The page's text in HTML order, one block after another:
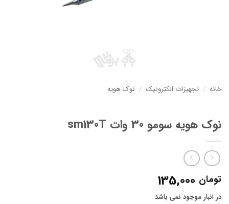
خانه / تجهیزات الکترونیک / نوک هویه
نوک هویه سومو 30 وات sm130T
تومان
در انبار موجود نمی باشد